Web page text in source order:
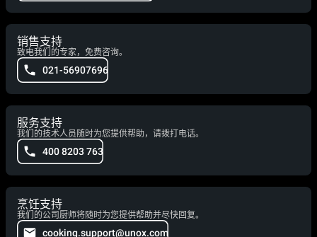
销售支持
致电我们的专家，免费咨询。
021-56907696
服务支持
我们的技术人员随时为您提供帮助，请拨打电话。
400 8203 763
烹饪支持
我们的公司厨师将随时为您提供帮助并尽快回复。
cooking.support@unox.com